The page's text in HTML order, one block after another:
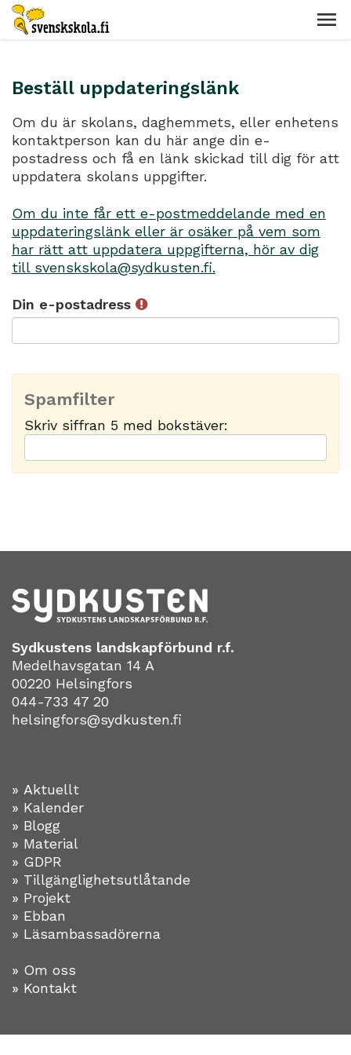
Beställ uppdateringslänk
Om du är skolans, daghemmets, eller enhetens
kontaktperson kan du här ange din e-
postadress och få en länk skickad till dig för att
uppdatera skolans uppgifter.
Om du inte får ett e-postmeddelande med en
uppdateringslänk eller är osäker på vem som
har rätt att uppdatera uppgifterna, hör av dig
till svenskskola@sydkusten.fi.
Din e-postadress
Spamfilter
Skriv siffran 5 med bokstäver:
Sydkustens landskapförbund r.f.
Medelhavsgatan 14 A
00220 Helsingfors
044-733 47 20
helsingfors@sydkusten.fi
» Aktuellt
» Kalender
» Blogg
» Material
» GDPR
» Tillgänglighetsutlåtande
» Projekt
» Ebban
» Läsambassadörerna
» Om oss
» Kontakt